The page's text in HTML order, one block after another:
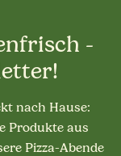
-
nach Hause:
Produkte aus
Pizza-Abende